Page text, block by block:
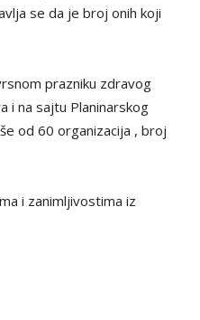
se da je broj onih koji
prazniku zdravog
i na sajtu Planinarskog
od 60 organizacija , broj
i zanimljivostima iz